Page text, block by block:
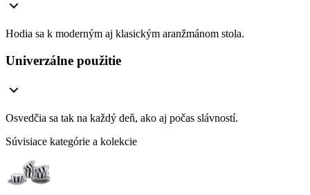
Hodia sa k moderným aj klasickým aranžmánom stola.
Univerzálne použitie
Osvedčia sa tak na každý deň, ako aj počas slávností.
Súvisiace kategórie a kolekcie